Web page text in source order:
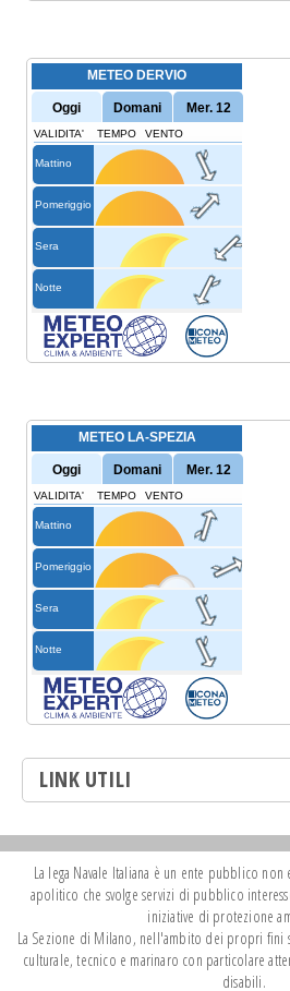
LINK UTILI
La lega Navale Italiana è un ente pubblico non
apolitico che svolge servizi di pubblico
iniziative di protezione
La Sezione di Milano, nell'ambito dei propri fini
culturale, tecnico e marinaro con particolare
disabili.